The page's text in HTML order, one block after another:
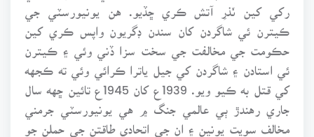
رکي کين نّذرِ آتش ڪري ڇڏيو. هن يونيورسٽي جي
ڪيترن ئي شاگردن کان سندن ڊگريون واپس ڪري کين
حڪومت جي مخالفت جي سخت سزا ڏني وئي ۽ ڪيترن
ئي استادن ۽ شاگردن کي جيل ياترا ڪرائي وئي ته ڪجهه
کي قتل به ڪيو ويو. 1939ع کان 1945ع تائين ڇهه سال
جاري رهندڙ ٻي عالمي جنگ ۾ هي يونيورسٽي جرمني
مخالف سويت يونين ۽ ان جي اتحادي طاقتن جي حملن جو